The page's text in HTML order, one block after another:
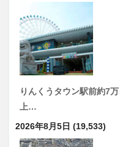
りんくうタウン駅前約7
上…
2026年8月5日 (19,533)